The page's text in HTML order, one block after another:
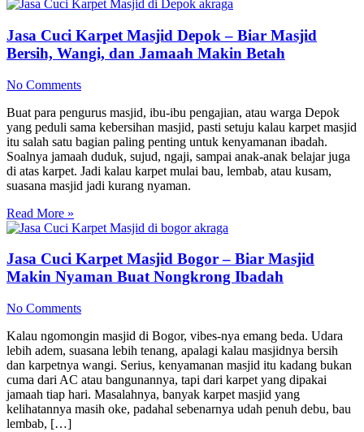
Jasa Cuci Karpet Masjid Depok – Biar Masjid
Bersih, Wangi, dan Jamaah Makin Betah
No Comments
Buat para pengurus masjid, ibu-ibu pengajian, atau warga Depok
yang peduli sama kebersihan masjid, pasti setuju kalau karpet masjid
itu salah satu bagian paling penting untuk kenyamanan ibadah.
Soalnya jamaah duduk, sujud, ngaji, sampai anak-anak belajar juga
di atas karpet. Jadi kalau karpet mulai bau, lembab, atau kusam,
suasana masjid jadi kurang nyaman.
Read More »
Jasa Cuci Karpet Masjid Bogor – Biar Masjid
Makin Nyaman Buat Nongkrong Ibadah
No Comments
Kalau ngomongin masjid di Bogor, vibes-nya emang beda. Udara
lebih adem, suasana lebih tenang, apalagi kalau masjidnya bersih
dan karpetnya wangi. Serius, kenyamanan masjid itu kadang bukan
cuma dari AC atau bangunannya, tapi dari karpet yang dipakai
jamaah tiap hari. Masalahnya, banyak karpet masjid yang
kelihatannya masih oke, padahal sebenarnya udah penuh debu, bau
lembab, […]